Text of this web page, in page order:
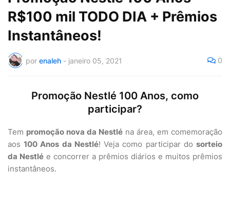
R$100 mil TODO DIA + Prêmios
Instantâneos!
por enaleh - janeiro 05, 2021 0
Promoção Nestlé 100 Anos, como
participar?
Tem promoção nova da Nestlé na área, em comemoração
aos100 Anos da Nestlé! Veja como participar dosorteio
da Nestlé e concorrer a prêmios diários e muitos prêmios
instantâneos.